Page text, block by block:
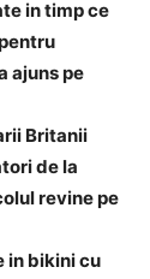
in timp ce
ajuns pe
Britanii
de la
revine pe
in bikini cu